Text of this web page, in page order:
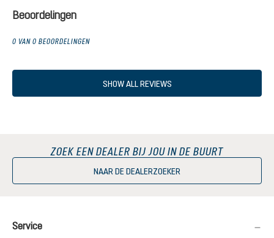
Beoordelingen
0 VAN 0 BEOORDELINGEN
SHOW ALL REVIEWS
ZOEK EEN DEALER BIJ JOU IN DE BUURT
NAAR DE DEALERZOEKER
Service